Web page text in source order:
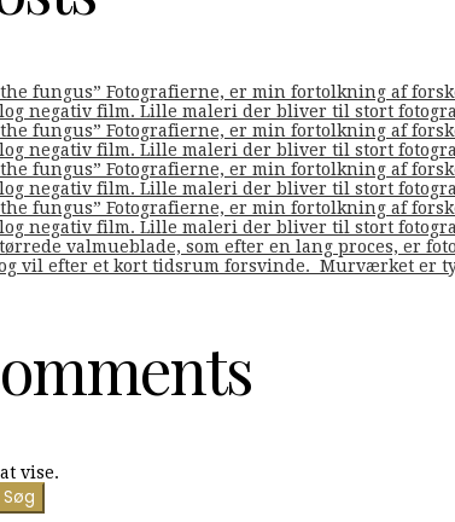
fungus” Fotografierne, er min fortolkning af
negativ film. Lille maleri der bliver til stort
fungus” Fotografierne, er min fortolkning af
negativ film. Lille maleri der bliver til stort
fungus” Fotografierne, er min fortolkning af
negativ film. Lille maleri der bliver til stort
fungus” Fotografierne, er min fortolkning af
negativ film. Lille maleri der bliver til stort
valmueblade, som efter en lang proces, er
vil efter et kort tidsrum forsvinde. Murværket er
vise.